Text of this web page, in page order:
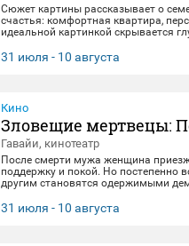
Сюжет картины рассказывает о
счастья: комфортная квартира,
идеальной картинкой скрывается
получает бутылку с волшебным
приключение, полное неожиданных
31 июля - 10 августа
Кино
Зловещие мертвецы:
Гавайи, кинотеатр
После смерти мужа женщина
поддержку и покой. Но постепенно
другим становятся одержимыми
31 июля - 10 августа